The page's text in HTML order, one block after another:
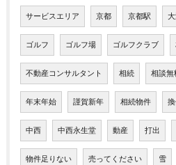
サービスエリア 京都 京都駅
ゴルフ ゴルフ場 ゴルフクラブ
不動産コンサルタント 相続 相談無
年末年始 謹賀新年 相続物件
中西 中西永生堂 動産 打出
物件足りない 売ってください 雪